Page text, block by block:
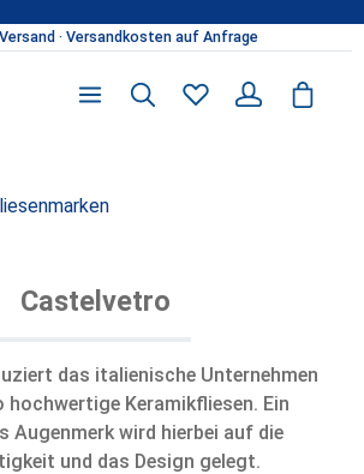
Du hast 0 Produkte
Castelvetro
das italienische Unternehmen
hochwertige Keramikfliesen. Ein
Augenmerk wird hierbei auf die
und das Design gelegt.